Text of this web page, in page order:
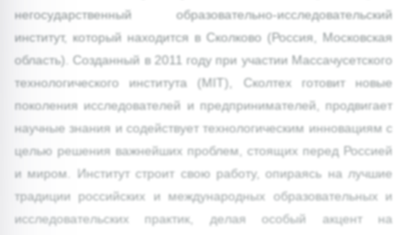
негосударственный образовательно-исследовательский
институт, который находится в Сколково (Россия, Московская
область). Созданный в 2011 году при участии Массачусетского
технологического института (MIT), Сколтех готовит новые
поколения исследователей и предпринимателей, продвигает
научные знания и содействует технологическим инновациям с
целью решения важнейших проблем, стоящих перед Россией
и миром. Институт строит свою работу, опираясь на лучшие
традиции российских и международных образовательных и
исследовательских практик, делая особый акцент на